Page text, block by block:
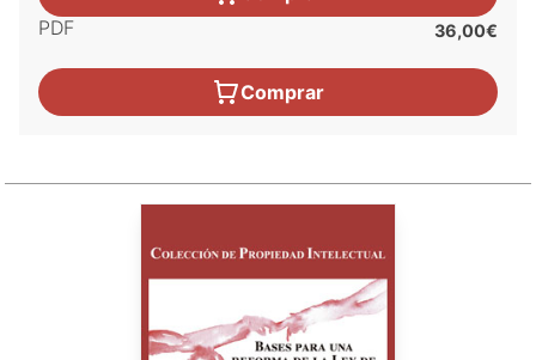
PDF
36,00€
Comprar